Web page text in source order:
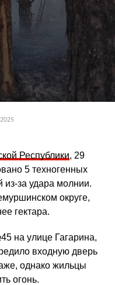
Республики, 29
5 техногенных
за удара молнии.
округе,
гектара.
на улице Гагарина,
входную дверь
однако жильцы
огонь.